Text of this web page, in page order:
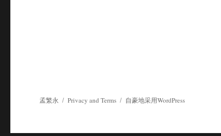
孟繁永 Privacy and Terms 自豪地采用WordPress